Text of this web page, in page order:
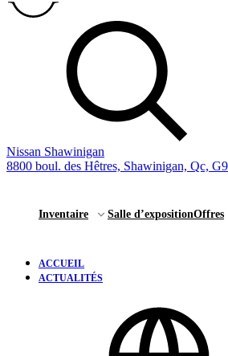
Nissan Shawinigan
8800 boul. des Hêtres, Shawinigan, Qc,
Inventaire Salle d’expositionOffres
ACCUEIL
ACTUALITÉS